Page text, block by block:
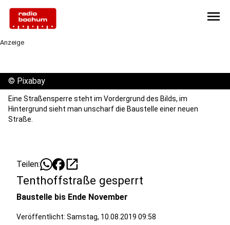
menu
Anzeige
© Pixabay
Eine Straßensperre steht im Vordergrund des Bilds, im
Hintergrund sieht man unscharf die Baustelle einer neuen
Straße.
Teilen: open_in_new
Tenthoffstraße gesperrt
Baustelle bis Ende November
Veröffentlicht: Samstag, 10.08.2019 09:58